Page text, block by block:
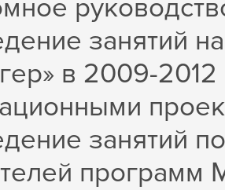
занятий
в 2009-2012
занятий
программ